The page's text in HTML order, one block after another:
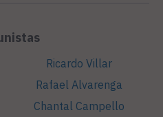
Ricardo Villar
Rafael Alvarenga
Chantal Campello